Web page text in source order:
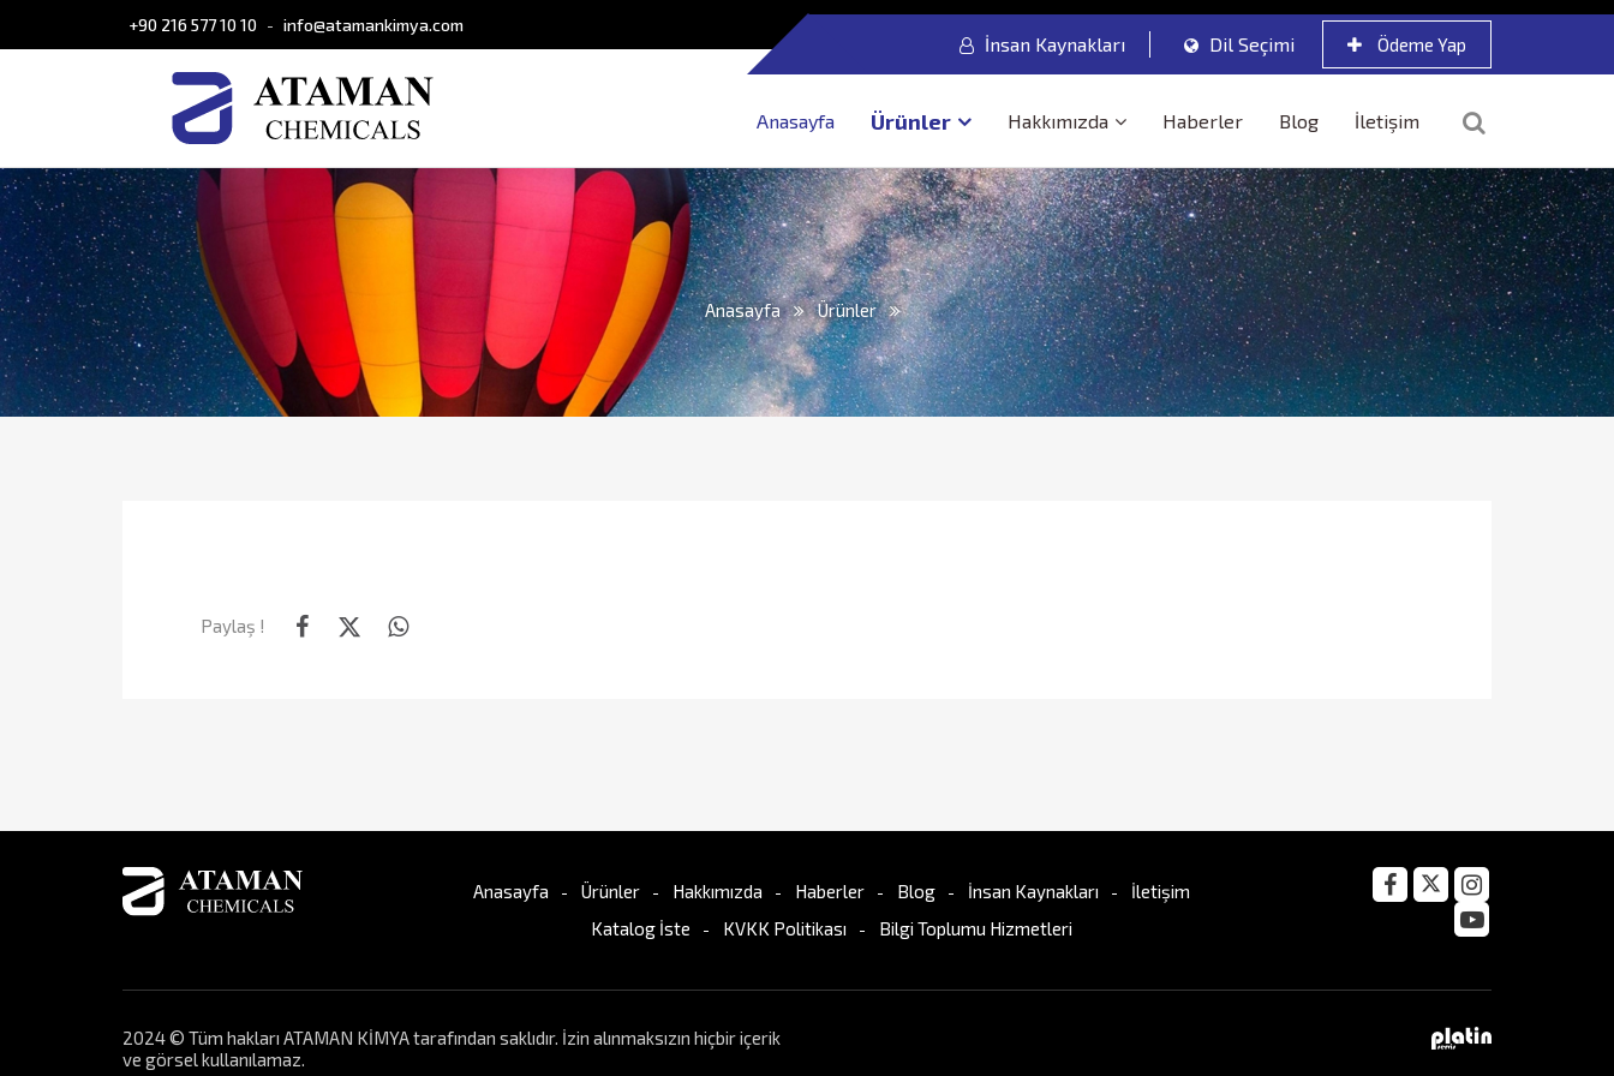
+90 216 577 10 10 - info@atamankimya.com
İnsan Kaynakları Dil Seçimi Ödeme Yap
Anasayfa Ürünler Hakkımızda Haberler Blog İletişim
Anasayfa Ürünler
Paylaş !
Anasayfa Ürünler Hakkımızda Haberler Blog İnsan Kaynakları
İletişim
Katalog İste
KVKK Politikası Bilgi Toplumu Hizmetleri
2024 © Tüm hakları ATAMAN KİMYA tarafından saklıdır. İzin alınmaksızın hiçbir içerik
ve görsel kullanılamaz.